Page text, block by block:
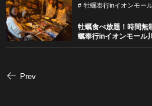
牡蠣奉行inイオンモー
牡蠣食べ放題！時間無
蠣奉行inイオンモール
Prev